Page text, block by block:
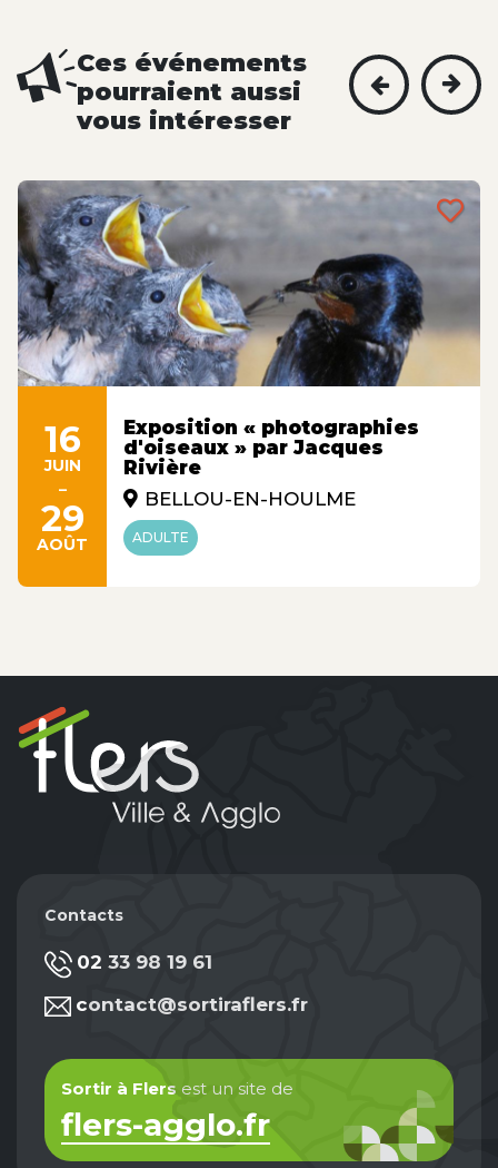
Ces événements
pourraient aussi
vous intéresser
16
JUIN
-
29
AOÛT
Exposition « photographies
d'oiseaux » par Jacques
Rivière
BELLOU-EN-HOULME
ADULTE
Contacts
02 33 98 19 61
contact@sortiraflers.fr
Sortir à Flers est un site de
flers-agglo.fr